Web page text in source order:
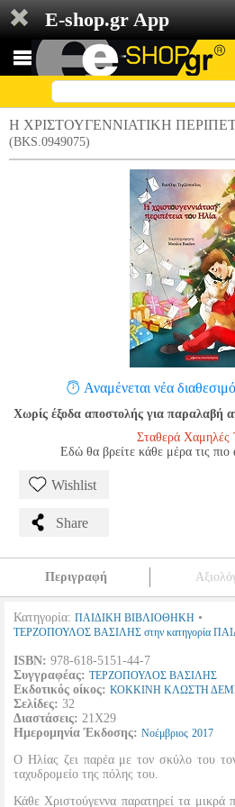
E-shop.gr App
Η ΧΡΙΣΤΟΥΓΕΝΝΙΑΤΙΚΗ
(BKS.0949075)
Αναμένεται νέα
Χωρίς έξοδα αποστολής για παραλαβή
Σταθερά Χαμηλές
Εδώ θα βρείτε κάθε μέρα τις πιο
Wishlist
Share
Περιγραφή
Κατηγορία: ΠΑΙΔΙΚΗ ΒΙΒΛΙΟΘΗΚΗ •
ΤΕΡΖΟΠΟΥΛΟΣ ΒΑΣΙΛΗΣ στην κατηγορία
ISBN: 978-618-5151-44-7
Συγγραφέας: ΤΕΡΖΟΠΟΥΛΟΣ ΒΑΣΙΛΗΣ
Εκδοτικός οίκος: ΚΟΚΚΙΝΗ ΚΛΩΣΤΗ
Σελίδες: 32
Διαστάσεις: 21Χ29
Ημερομηνία Έκδοσης: Νοέμβριος 2017
Ο Ηλίας ζει παρέα με τον σκύλο του
ταχυδρομείο της πόλης του.
Κάθε Χριστούγεννα παρατηρεί τα μικρά